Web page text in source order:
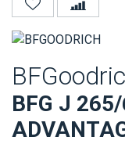
BFG J